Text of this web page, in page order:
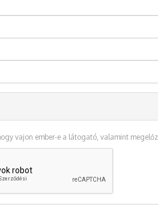
vajon ember-e a látogató, valamint